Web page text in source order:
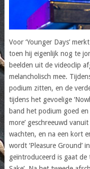
Voor ‘Younger Days’
toen hij eigenlijk nog te
beelden uit de videoclip
melancholisch mee.
podium zitten, en de
tijdens het gevoelige
band het podium goed
more’ geschreeuwd
wachten, en na een kort
wordt ‘Pleasure Ground’
geïntroduceerd is gaat de